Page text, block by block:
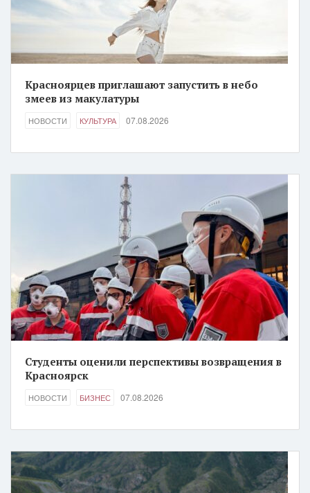
Красноярцев приглашают запустить в небо
змеев из макулатуры
НОВОСТИ КУЛЬТУРА 07.08.2026
Студенты оценили перспективы возвращения в
Красноярск
НОВОСТИ БИЗНЕС 07.08.2026